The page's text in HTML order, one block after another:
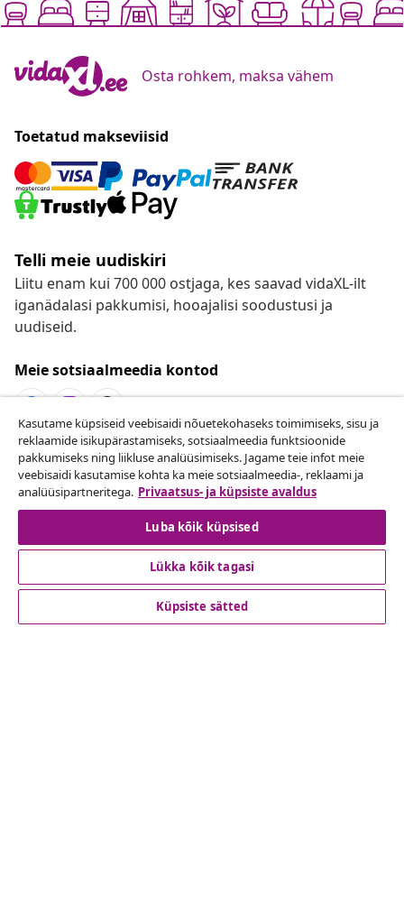
Osta rohkem, maksa vähem
Toetatud makseviisid
Telli meie uudiskiri
Liitu enam kui 700 000 ostjaga, kes saavad vidaXL-ilt
iganädalasi pakkumisi, hooajalisi soodustusi ja
uudiseid.
Meie sotsiaalmeedia kontod
Lepingust taganemine
Esita oma tellimuse kohta tagastamissoov.
Lepingust taganemine
Kasutame küpsiseid veebisaidi nõuetekohaseks toimimiseks, sisu ja
reklaamide isikupärastamiseks, sotsiaalmeedia funktsioonide
pakkumiseks ning liikluse analüüsimiseks. Jagame teie infot meie
veebisaidi kasutamise kohta ka meie sotsiaalmeedia-, reklaami ja
analüüsipartneritega. Privaatsus- ja küpsiste avaldus
Luba kõik küpsised
Lükka kõik tagasi
Küpsiste sätted